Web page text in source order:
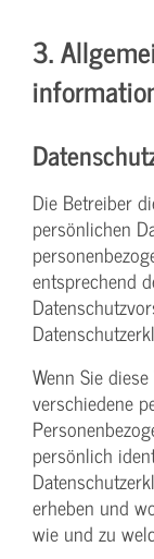
3.
Die Betreiber
persönlichen
entsprechend
Wenn Sie
verschiedene
persönlich
erheben und
wie und zu